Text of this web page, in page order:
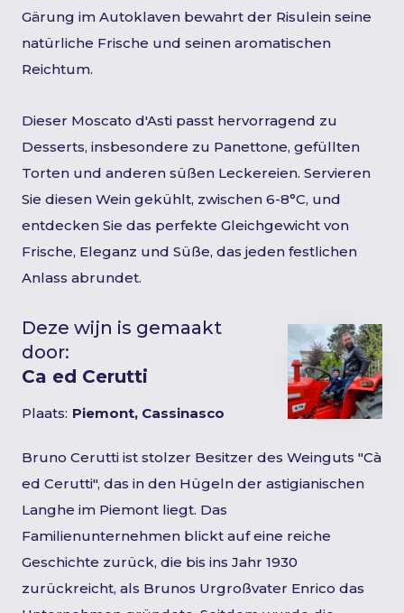
Gärung im Autoklaven bewahrt der Risulein seine
natürliche Frische und seinen aromatischen
Reichtum.
Dieser Moscato d'Asti passt hervorragend zu
Desserts, insbesondere zu Panettone, gefüllten
Torten und anderen süßen Leckereien. Servieren
Sie diesen Wein gekühlt, zwischen 6-8°C, und
entdecken Sie das perfekte Gleichgewicht von
Frische, Eleganz und Süße, das jeden festlichen
Anlass abrundet.
Deze wijn is gemaakt
door:
Ca ed Cerutti
Plaats: Piemont, Cassinasco
Bruno Cerutti ist stolzer Besitzer des Weinguts "Cà
ed Cerutti", das in den Hügeln der astigianischen
Langhe im Piemont liegt. Das
Familienunternehmen blickt auf eine reiche
Geschichte zurück, die bis ins Jahr 1930
zurückreicht, als Brunos Urgroßvater Enrico das